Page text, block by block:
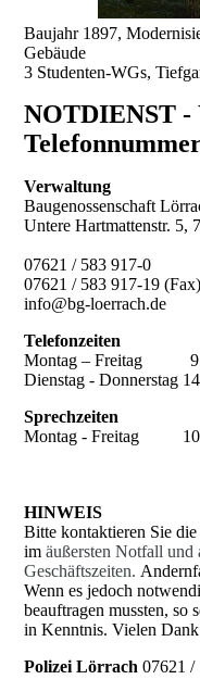
Baujahr 1897,
Gebäude
3 Studenten-WGs,
NOTDIENST -
Verwaltung
Baugenossenschaft
Untere Hartmattenstr. 5,
07621 / 583 917-0
07621 / 583 917-19 (Fax)
info@bg-loerrach.de
Telefonzeiten
Montag – Freitag
Dienstag - Donnerstag
Sprechzeiten
Montag - Freitag
HINWEIS
Bitte kontaktieren Sie
im äußersten Notfall und
Geschäftszeiten.
Wenn es jedoch
beauftragen mussten, so
in Kenntnis. Vielen
Polizei Lörrach07621 /